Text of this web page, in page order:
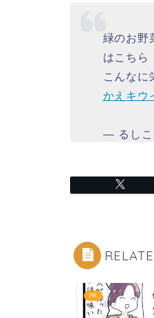
緑のお野
はこち
こんなに
かえキウ
— るしこ
PR